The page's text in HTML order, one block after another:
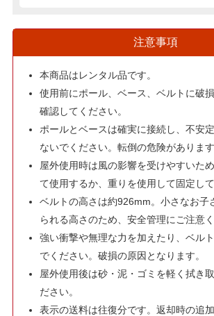
注意事項
本商品はレンタル品です。
使用前にポール、ベース、ベルトに破
確認してください。
ポールとベースは確実に接続し、不安
ないでください。転倒の危険があります
屋外使用時は風の影響を受けやすいた
て使用するか、重りを使用して固定して
ベルトの高さは約926mm。小さなお子
られる高さのため、安全管理にご注意く
強い衝撃や無理な力を加えたり、ベル
でください。破損の原因となります。
屋外使用後は砂・泥・ゴミを軽く拭き
ださい。
表示の送料は往復分です。返却時の追